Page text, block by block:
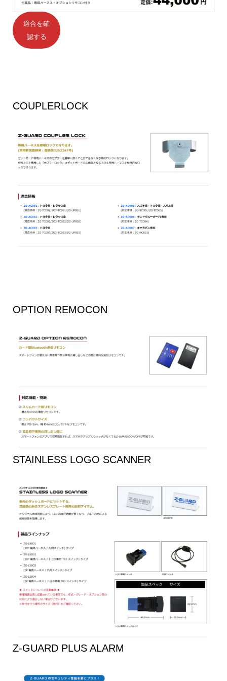
適合を確
認する
COUPLERLOCK
OPTION REMOCON
STAINLESS LOGO SCANNER
Z-GUARD PLUS ALARM